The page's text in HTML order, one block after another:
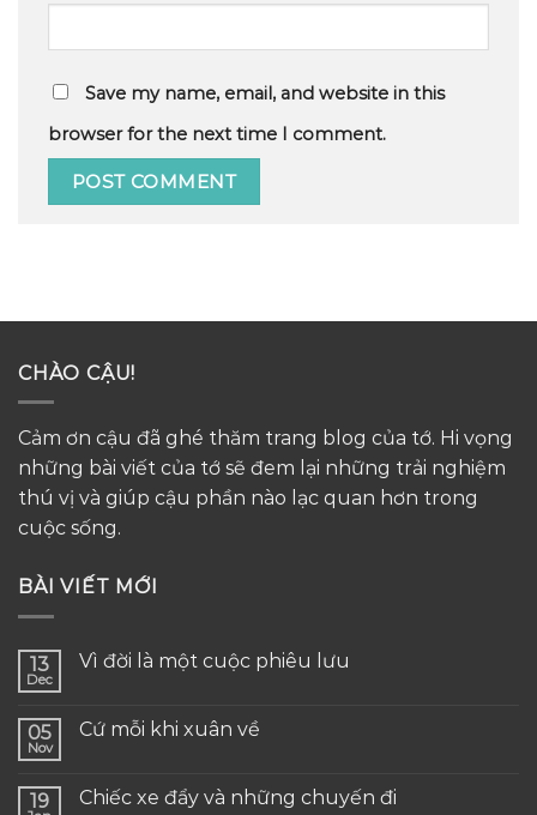
Save my name, email, and website in this
browser for the next time I comment.
CHÀO CẬU!
Cảm ơn cậu đã ghé thăm trang blog của tớ. Hi vọng
những bài viết của tớ sẽ đem lại những trải nghiệm
thú vị và giúp cậu phần nào lạc quan hơn trong
cuộc sống.
BÀI VIẾT MỚI
13
Dec
Vì đời là một cuộc phiêu lưu
05
Nov
Cứ mỗi khi xuân về
19 Chiếc xe đẩy và những chuyến đi